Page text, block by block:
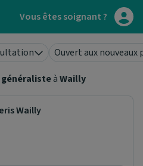
Vous êtes soignant ?
Ouvert aux
généralisteàWailly
Wailly